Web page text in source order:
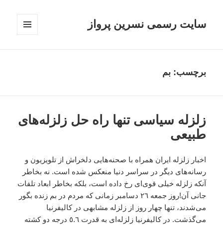
سایت رسمی نسرین پرواز
برچسب:بم
زلزله سياسى تنها راه حل زلزله‌هاى
طبيعى
اخبار زلزله ايران همراه با صحنه‌هايى دلخراش از تلويزيون و
رسانه‌هاى ديگر در سراسر دنيا منعکس شده است. نه بخاطر
آنکه زلزله خيلى قوى‌اى رخ داده است، بلکه بخاطر ابعاد تلفات
جانى آن!روز جمعه ٢٦ دسامبر زمانى که مردم در بم زنده بگور
مى‌شدند، تنها چهار روز از زلزله مشابهى در کاليفرنيا
مى‌گذشت. در کاليفرنيا زلزله‌اى به قدرت ٥.٦ درجه دو کشته